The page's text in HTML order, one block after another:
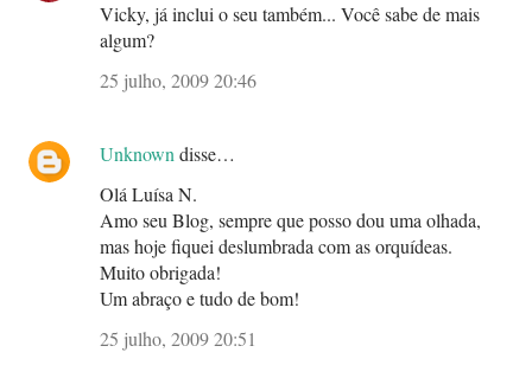
Vicky, já inclui o seu também... Você sabe de mais
algum?
25 julho, 2009 20:46
Unknowndisse…
Olá Luísa N.
Amo seu Blog, sempre que posso dou uma olhada,
mas hoje fiquei deslumbrada com as orquídeas.
Muito obrigada!
Um abraço e tudo de bom!
25 julho, 2009 20:51